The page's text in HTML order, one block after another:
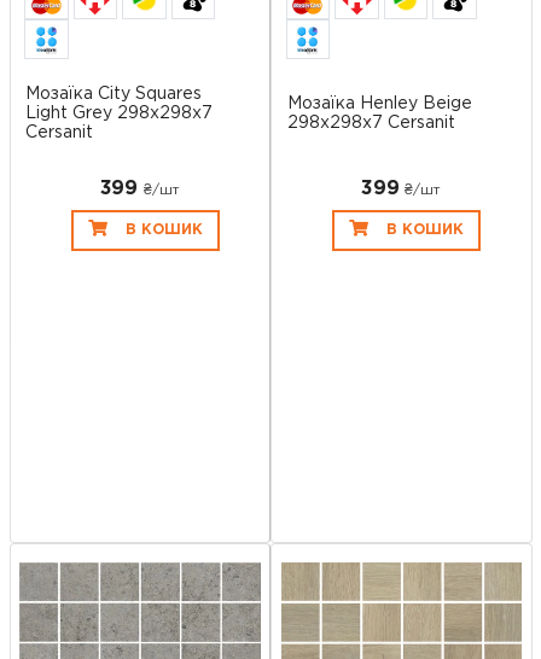
Мозаїка City Squares
Light Grey 298x298x7
Cersanit
399 ₴/шт
В КОШИК
Мозаїка Henley Beige
298x298x7 Cersanit
399 ₴/шт
В КОШИК